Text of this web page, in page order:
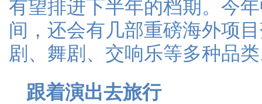
有望排进下半年的档期。今
间，还会有几部重磅海外项
剧、舞剧、交响乐等多种品
跟着演出去旅行